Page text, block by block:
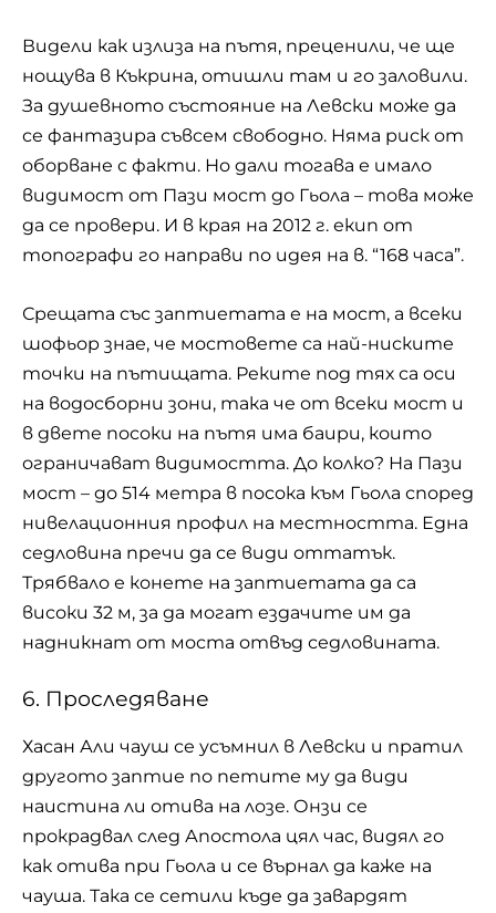
Видели как излиза на пътя, преценили, че ще
нощува в Къкрина, отишли там и го заловили.
За душевното състояние на Левски може да
се фантазира съвсем свободно. Няма риск от
оборване с факти. Но дали тогава е имало
видимост от Пази мост до Гьола – това може
да се провери. И в края на 2012 г. екип от
топографи го направи по идея на в. “168 часа”.
Срещата със заптиетата е на мост, а всеки
шофьор знае, че мостовете са най-ниските
точки на пътищата. Реките под тях са оси
на водосборни зони, така че от всеки мост и
в двете посоки на пътя има баири, които
ограничават видимостта. До колко? На Пази
мост – до 514 метра в посока към Гьола според
нивелационния профил на местността. Една
седловина пречи да се види оттатък.
Трябвало е конете на заптиетата да са
високи 32 м, за да могат ездачите им да
надникнат от моста отвъд седловината.
6. Проследяване
Хасан Али чауш се усъмнил в Левски и пратил
другото заптие по петите му да види
наистина ли отива на лозе. Онзи се
прокрадвал след Апостола цял час, видял го
как отива при Гьола и се върнал да каже на
чауша. Така се сетили къде да завардят